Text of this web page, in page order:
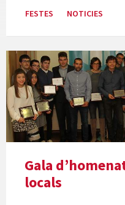
FESTES
NOTICIES
Gala
locals